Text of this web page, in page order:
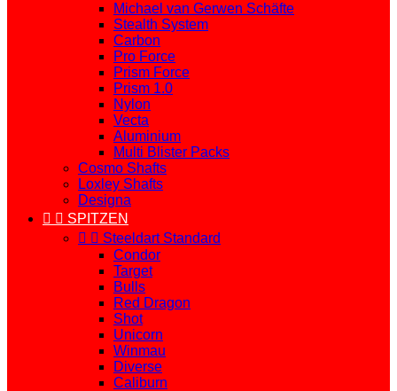
Michael van Gerwen Schäfte
Stealth System
Carbon
Pro Force
Prism Force
Prism 1.0
Nylon
Vecta
Aluminium
Multi Blister Packs
Cosmo Shafts
Loxley Shafts
Designa
  SPITZEN
  Steeldart Standard
Condor
Target
Bulls
Red Dragon
Shot
Unicorn
Winmau
Diverse
Caliburn